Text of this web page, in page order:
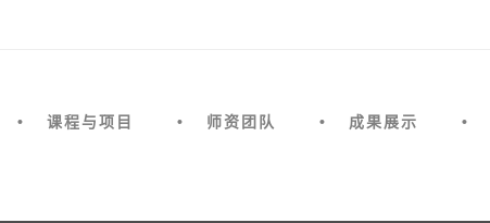
课程与项目 师资团队 成果展示